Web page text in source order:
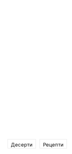
Десерти Рецепти